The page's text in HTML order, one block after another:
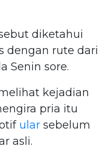
diketahui
dengan rute dari
Senin sore.
kejadian
pria itu
ular sebelum
asli.